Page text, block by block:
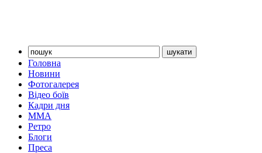
Головна
Новини
Фотогалерея
Відео боїв
Кадри дня
ММА
Ретро
Блоги
Преса